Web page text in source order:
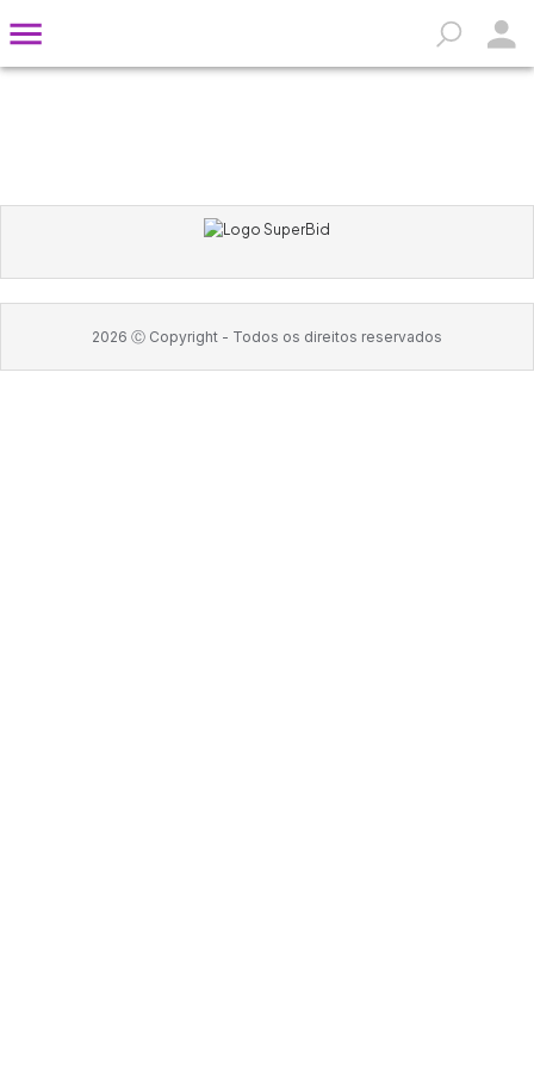
2026 Ⓒ Copyright - Todos os direitos reservados